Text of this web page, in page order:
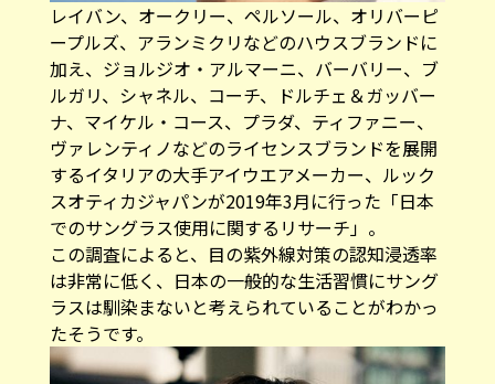
レイバン、オークリー、ペルソール、オリバーピ
ープルズ、アランミクリなどのハウスブランドに
加え、ジョルジオ・アルマーニ、バーバリー、ブ
ルガリ、シャネル、コーチ、ドルチェ＆ガッバー
ナ、マイケル・コース、プラダ、ティファニー、
ヴァレンティノなどのライセンスブランドを展開
するイタリアの大手アイウエアメーカー、ルック
スオティカジャパンが2019年3月に行った「日本
でのサングラス使用に関するリサーチ」。
この調査によると、目の紫外線対策の認知浸透率
は非常に低く、日本の一般的な生活習慣にサング
ラスは馴染まないと考えられていることがわかっ
たそうです。